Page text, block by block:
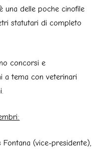
una delle poche cinofile
statutari di completo
concorsi e
a tema con veterinari
(vice-presidente),